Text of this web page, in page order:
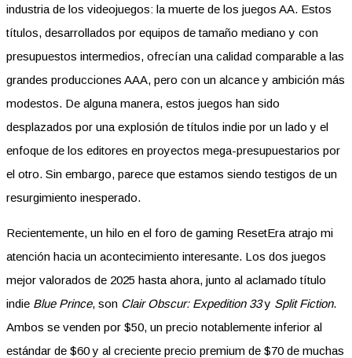
industria de los videojuegos: la muerte de los juegos AA. Estos
títulos, desarrollados por equipos de tamaño mediano y con
presupuestos intermedios, ofrecían una calidad comparable a las
grandes producciones AAA, pero con un alcance y ambición más
modestos. De alguna manera, estos juegos han sido
desplazados por una explosión de títulos indie por un lado y el
enfoque de los editores en proyectos mega-presupuestarios por
el otro. Sin embargo, parece que estamos siendo testigos de un
resurgimiento inesperado.
Recientemente, un hilo en el foro de gaming ResetEra atrajo mi
atención hacia un acontecimiento interesante. Los dos juegos
mejor valorados de 2025 hasta ahora, junto al aclamado título
indie Blue Prince, son Clair Obscur: Expedition 33y Split Fiction.
Ambos se venden por $50, un precio notablemente inferior al
estándar de $60 y al creciente precio premium de $70 de muchas